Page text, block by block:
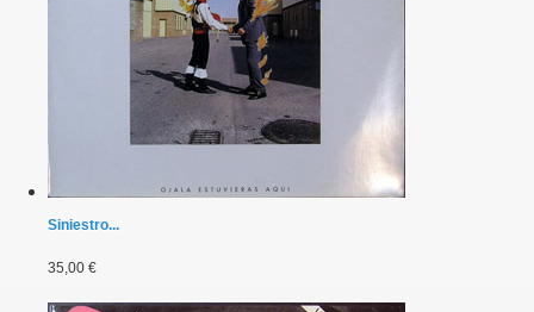
Siniestro...
35,00 €